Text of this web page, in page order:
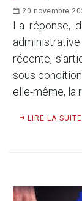
20 novembre
La réponse,
récente,
sous condition
elle-même, la
LIRE LA